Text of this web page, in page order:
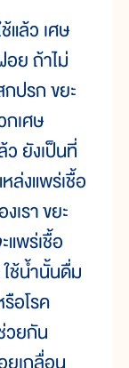
แล้ว เศษ
อย ถ้าไม่
กปรก ขยะ
เศษ
ยังเป็นที่
ล่งแพร่เชื้อ
เรา ขยะ
พร่เชื้อ
ช้น้ำนั้นดื่ม
อโรค
วยกัน